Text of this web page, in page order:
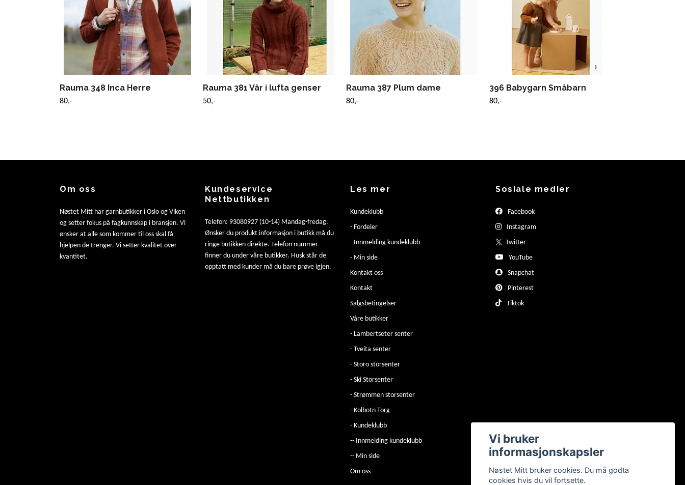
Rauma 348 Inca Herre
80,-
Rauma 381 Vår i lufta genser
50,-
Rauma 387 Plum dame
80,-
396 Babygarn Småbarn
80,-
Om oss
Nøstet Mitt har garnbutikker i Oslo og Viken
og setter fokus på fagkunnskap i bransjen. Vi
ønsker at alle som kommer til oss skal få
hjelpen de trenger. Vi setter kvalitet over
kvantitet.
Kundeservice
Nettbutikken
Telefon: 93080927 (10-14) Mandag-fredag.
Ønsker du produkt informasjon i butikk må du
ringe butikken direkte. Telefon nummer
finner du under våre butikker. Husk står de
opptatt med kunder må du bare prøve igjen.
Les mer
Kundeklubb
- Fordeler
- Innmelding kundeklubb
- Min side
Kontakt oss
Kontakt
Salgsbetingelser
Våre butikker
- Lambertseter senter
- Tveita senter
- Storo storsenter
- Ski Storsenter
- Strømmen storsenter
- Kolbotn Torg
- Kundeklubb
-- Innmelding kundeklubb
-- Min side
Om oss
Sosiale medier
Facebook
Instagram
Twitter
YouTube
Snapchat
Pinterest
Tiktok
Vi bruker
informasjonskapsler
Nøstet Mitt bruker cookies. Du må godta
cookies hvis du vil fortsette.